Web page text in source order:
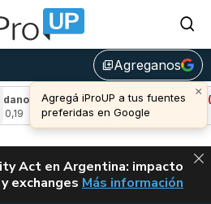
library_addAgreganos
(-1,96%)
Avalanche (-
u$s 6,47
ALERTA
Act en Argentina: impacto
exchanges CLARITY ACT EN
Más información